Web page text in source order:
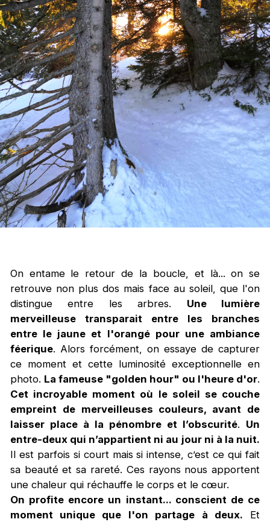
On entame le retour de la boucle, et là... on se
retrouve non plus dos mais face au soleil, que l'on
distingue entre les arbres. Une lumière
merveilleuse transparait entre les branches
entre le jaune et l'orangé pour une ambiance
féerique. Alors forcément, on essaye de capturer
ce moment et cette luminosité exceptionnelle en
photo. La fameuse "golden hour" ou l'heure d'or.
Cet incroyable moment où le soleil se couche
empreint de merveilleuses couleurs, avant de
laisser place à la pénombre et l’obscurité. Un
entre-deux qui n’appartient ni au jour ni à la nuit.
Il est parfois si court mais si intense, c’est ce qui fait
sa beauté et sa rareté. Ces rayons nous apportent
une chaleur qui réchauffe le corps et le cœur.
On profite encore un instant... conscient de ce
moment unique que l'on partage à deux. Et